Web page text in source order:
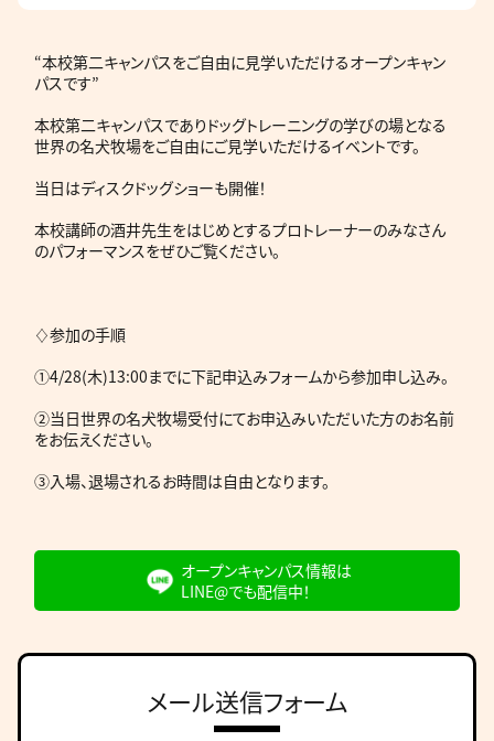
“本校第二キャンパスをご自由に見学いただけるオープンキャン
パスです”
本校第二キャンパスでありドッグトレーニングの学びの場となる
世界の名犬牧場をご自由にご見学いただけるイベントです。
当日はディスクドッグショーも開催！
本校講師の酒井先生をはじめとするプロトレーナーのみなさん
のパフォーマンスをぜひご覧ください。
♢参加の手順
➀4/28(木)13:00までに下記申込みフォームから参加申し込み。
➁当日世界の名犬牧場受付にてお申込みいただいた方のお名前
をお伝えください。
③入場、退場されるお時間は自由となります。
オープンキャンパス情報は
LINE@でも配信中！
メール送信フォーム